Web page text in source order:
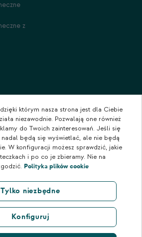
z
aby otrzymywać informacje o
w naszym sklepie.
którym nasza strona jest dla Ciebie
niezawodnie. Pozwalają one również
do Twoich zainteresowań. Jeśli się
będą się wyświetlać, ale nie będą
W konfiguracji możesz sprawdzić, jakie
i po co je zbieramy. Nie na
Polityka plików cookie
Tylko niezbędne
Konfiguruj